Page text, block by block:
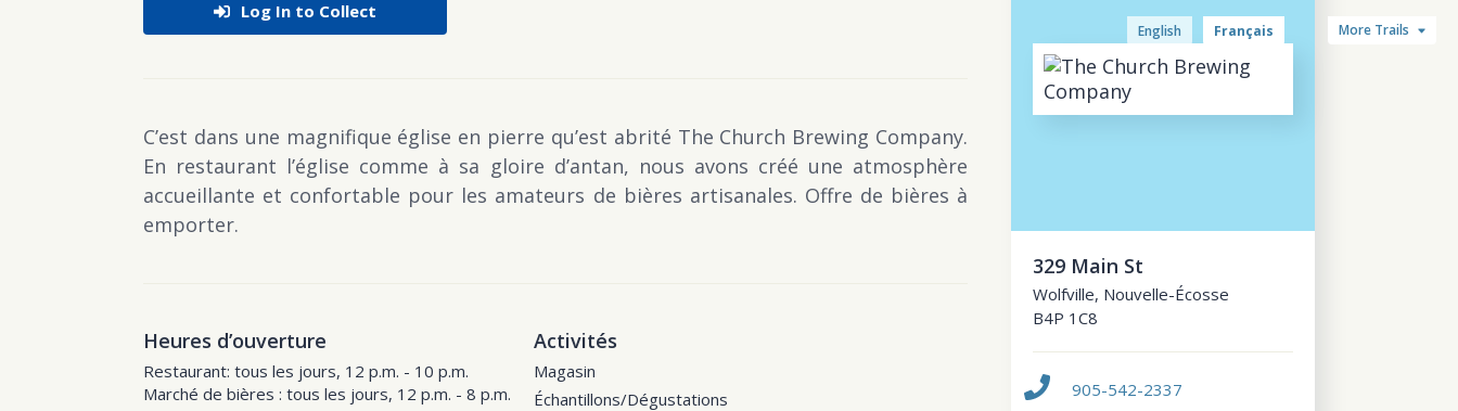
English Français More Trails
Log In to Collect
329 Main St
Wolfville, Nouvelle-Écosse
B4P 1C8
905-542-2337
C’est dans une magnifique église en pierre qu’est abrité The Church Brewing Company.
En restaurant l’église comme à sa gloire d’antan, nous avons créé une atmosphère
accueillante et confortable pour les amateurs de bières artisanales. Offre de bières à
emporter.
Heures d’ouverture
Restaurant: tous les jours, 12 p.m. - 10 p.m.
Marché de bières : tous les jours, 12 p.m. - 8 p.m.
Activités
Magasin
Échantillons/Dégustations